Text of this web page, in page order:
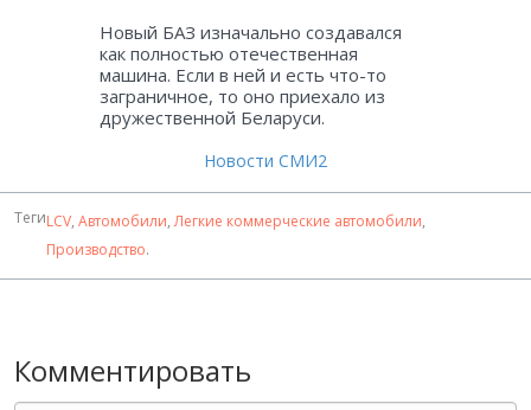
Новый БАЗ изначально создавался
как полностью отечественная
машина. Если в ней и есть что-то
заграничное, то оно приехало из
дружественной Беларуси.
Новости СМИ2
ТегиLCV, Автомобили,Легкие коммерческие автомобили,
Производство.
Комментировать